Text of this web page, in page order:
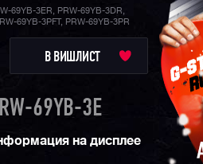
3ER, PRW-69YB-3DR,
69YB-3PFT, PRW-69YB-3PR
В ВИШЛИСТ
69YB-3E
на дисплее